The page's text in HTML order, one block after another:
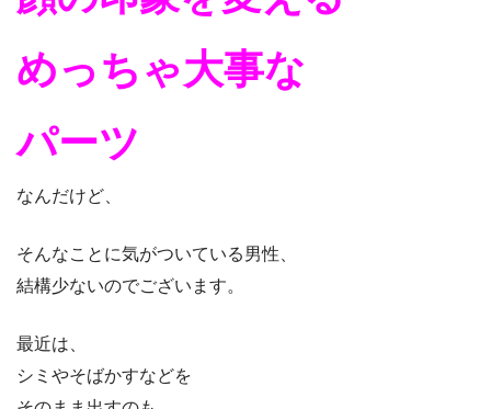
めっちゃ大事な
パーツ
なんだけど、
そんなことに気がついている男性、
結構少ないのでございます。
最近は、
シミやそばかすなどを